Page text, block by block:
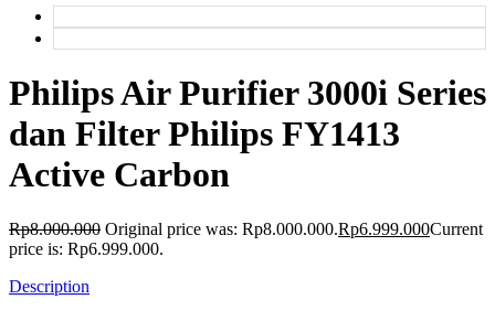
Philips Air Purifier 3000i Series
dan Filter Philips FY1413
Active Carbon
Rp8.000.000 Original price was: Rp8.000.000.Rp6.999.000Current
price is: Rp6.999.000.
Description